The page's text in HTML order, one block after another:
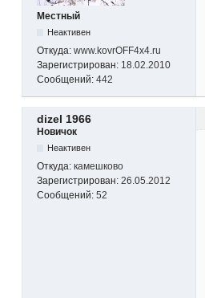
Местный
Неактивен
Откуда: www.kovrOFF4x4.ru
Зарегистрирован: 18.02.2010
Сообщений: 442
dizel 1966
Новичок
Неактивен
Откуда: камешково
Зарегистрирован: 26.05.2012
Сообщений: 52